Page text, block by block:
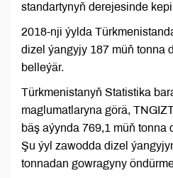
standartynyň derejesinde
2018-nji ýylda
dizel ýangyjy 187 müň tonna
belleýär.
Türkmenistanyň Statistika
maglumatlaryna görä,
bäş aýynda 769,1 müň tonna
Şu ýyl zawodda dizel
tonnadan gowragyny